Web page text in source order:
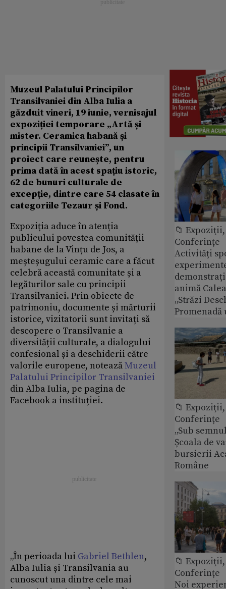
Muzeul Palatului Principilor
Transilvaniei din Alba Iulia a
găzduit vineri, 19 iunie, vernisajul
expoziției temporare „Artă și
mister. Ceramica habană și
principii Transilvaniei”, un
proiect care reunește, pentru
prima dată în acest spațiu istoric,
62 de bunuri culturale de
excepție, dintre care 54 clasate în
categoriile Tezaur și Fond.
Expoziția aduce în atenția
publicului povestea comunității
habane de la Vințu de Jos, a
meșteșugului ceramic care a făcut
celebră această comunitate și a
legăturilor sale cu principii
Transilvaniei. Prin obiecte de
patrimoniu, documente și mărturii
istorice, vizitatorii sunt invitați să
descopere o Transilvanie a
diversității culturale, a dialogului
confesional și a deschiderii către
valorile europene, noteazăMuzeul
Palatului Principilor Transilvaniei
din Alba Iulia, pe pagina de
Facebook a instituției.
„În perioada lui Gabriel Bethlen,
Alba Iulia și Transilvania au
cunoscut una dintre cele mai
📁
Conferințe
Activități
animă
„Străzi
Promenadă
📁
Conferințe
„Sub
Școala de
bursierii
Române
📁
Conferințe
Noi